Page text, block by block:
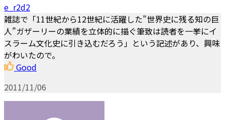
e_r2d2
雑誌で「11世紀から12世紀に活躍した”世界史に残る知の巨
人”ガザーリーの業績を立体的に描ぐ筆致は読者を一挙にイ
スラーム文化史に引き込むだろう」という記述があり、興味
がわいたので。
Good
2011/11/06